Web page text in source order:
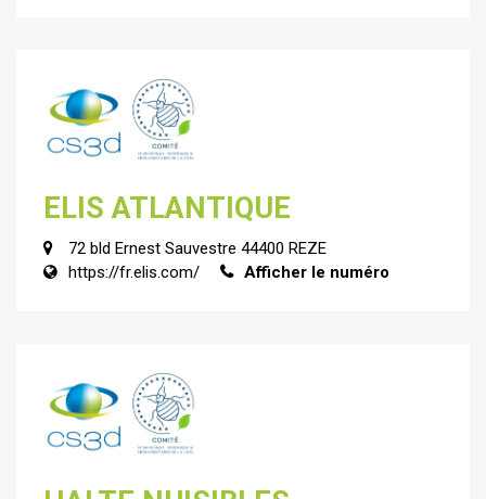
ELIS ATLANTIQUE
72 bld Ernest Sauvestre 44400 REZE
https://fr.elis.com/
Afficher le numéro